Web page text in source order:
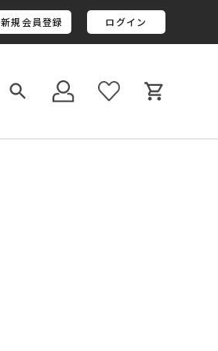
新規会員登録 ログイン